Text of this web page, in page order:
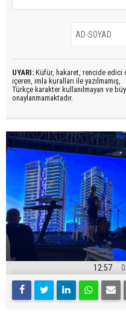
UYARI: Küfür, hakaret, rencide edici
içeren, imla kuralları ile yazılmamış,
Türkçe karakter kullanılmayan ve
onaylanmamaktadır.
12:57